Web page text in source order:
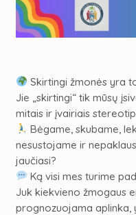
Skirtingi žmonės yra
Jie „skirtingi“ tik mūsų
mitais ir įvairiais
Bėgame, skubame,
nesustojame ir
jaučiasi?
Ką visi mes turime
Juk kiekvieno žmogaus
prognozuojama aplinka,